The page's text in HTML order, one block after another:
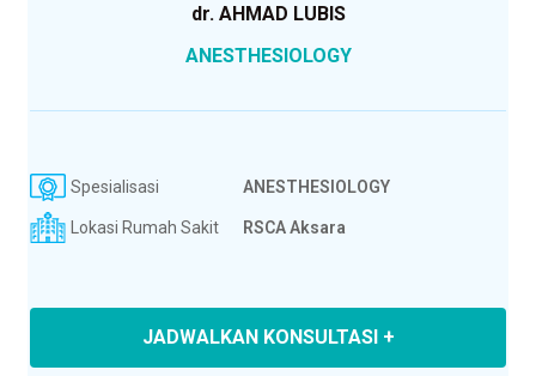
dr. AHMAD LUBIS
ANESTHESIOLOGY
Spesialisasi ANESTHESIOLOGY
Lokasi Rumah Sakit RSCA Aksara
JADWALKAN KONSULTASI +